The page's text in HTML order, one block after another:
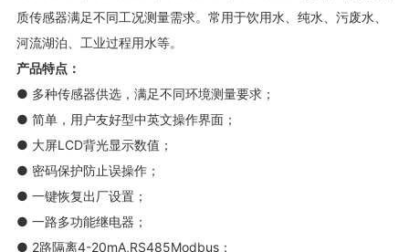
质传感器满足不同工况测量需求。常用于饮用水、纯水、污废水、
河流湖泊、工业过程用水等。
产品特点：
● 多种传感器供选，满足不同环境测量要求；
● 简单，用户友好型中英文操作界面；
● 大屏LCD背光显示数值；
● 密码保护防止误操作；
● 一键恢复出厂设置；
● 一路多功能继电器；
● 2路隔离4-20mA,RS485Modbus；